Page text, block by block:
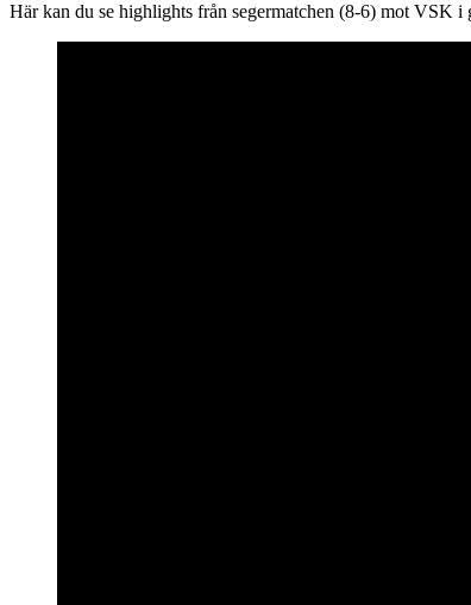
Här kan du se highlights från segermatchen (8-6) mot VSK